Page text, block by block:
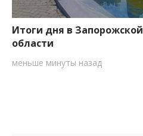
Итоги дня в Запорожской
области
меньше минуты назад